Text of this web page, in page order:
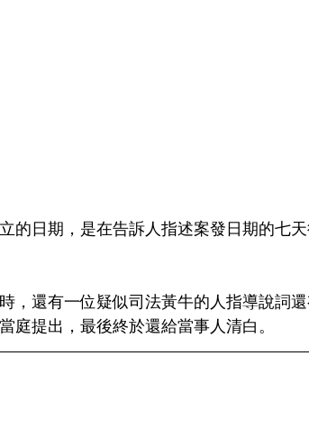
的日期，是在告訴人指述案發日期的七
，還有一位疑似司法黃牛的人指導說詞
庭提出，最後終於還給當事人清白。